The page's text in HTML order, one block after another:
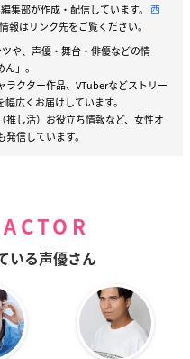
集部が作成・配信しています。 西
報はリンク先をご覧ください。
や、声優・舞台・俳優などの情
」。
クター作品、VTuberなどストリー
広くお届けしています。
し活）お役立ち情報など、女性オ
信しています。
いる声優さん